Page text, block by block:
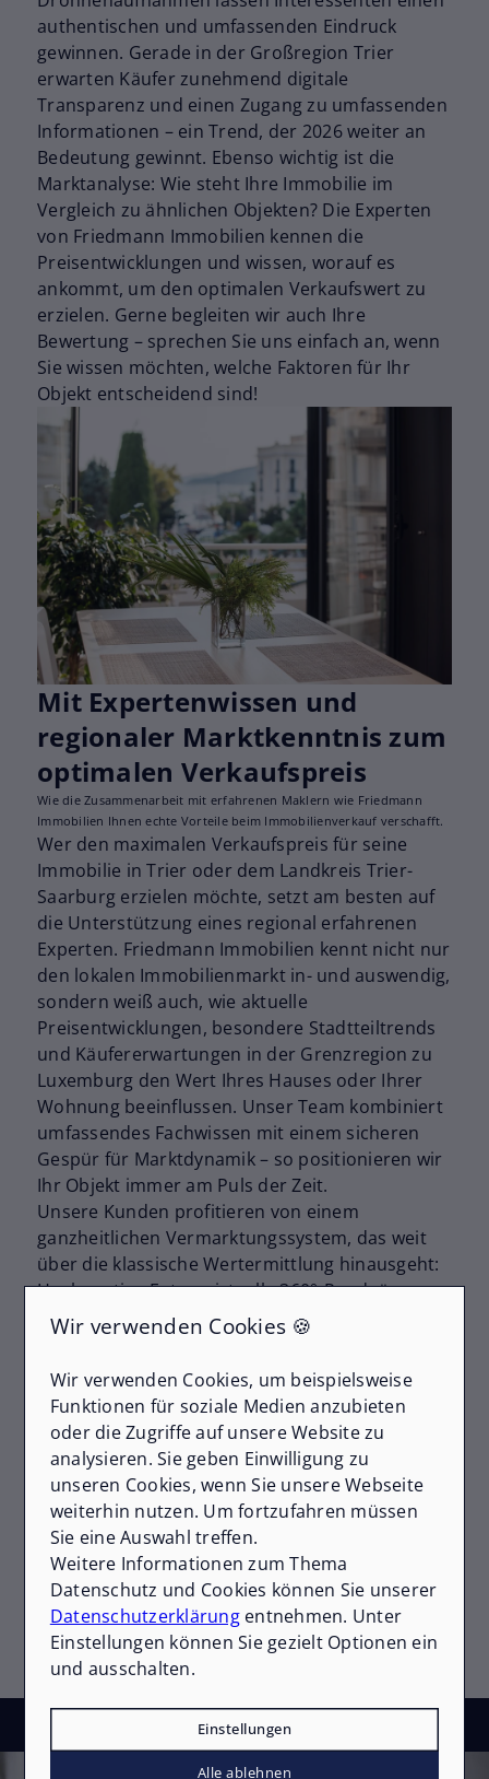
authentischen und umfassenden Eindruck
gewinnen. Gerade in der Großregion Trier
erwarten Käufer zunehmend digitale
Transparenz und einen Zugang zu umfassenden
Informationen – ein Trend, der 2026 weiter an
Bedeutung gewinnt. Ebenso wichtig ist die
Marktanalyse: Wie steht Ihre Immobilie im
Vergleich zu ähnlichen Objekten? Die Experten
von Friedmann Immobilien kennen die
Preisentwicklungen und wissen, worauf es
ankommt, um den optimalen Verkaufswert zu
erzielen. Gerne begleiten wir auch Ihre
Bewertung – sprechen Sie uns einfach an, wenn
Sie wissen möchten, welche Faktoren für Ihr
Objekt entscheidend sind!
Mit Expertenwissen und
regionaler Marktkenntnis zum
optimalen Verkaufspreis
Wie die Zusammenarbeit mit erfahrenen Maklern wie Friedmann
Immobilien Ihnen echte Vorteile beim Immobilienverkauf verschafft.
Wer den maximalen Verkaufspreis für seine
Immobilie in Trier oder dem Landkreis Trier-
Saarburg erzielen möchte, setzt am besten auf
die Unterstützung eines regional erfahrenen
Experten. Friedmann Immobilien kennt nicht nur
den lokalen Immobilienmarkt in- und auswendig,
sondern weiß auch, wie aktuelle
Preisentwicklungen, besondere Stadtteiltrends
und Käufererwartungen in der Grenzregion zu
Luxemburg den Wert Ihres Hauses oder Ihrer
Wohnung beeinflussen. Unser Team kombiniert
umfassendes Fachwissen mit einem sicheren
Gespür für Marktdynamik – so positionieren wir
Ihr Objekt immer am Puls der Zeit.
Unsere Kunden profitieren von einem
ganzheitlichen Vermarktungssystem, das weit
über die klassische Wertermittlung hinausgeht:
Hochwertige Fotos, virtuelle 360°-Rundgänge
und Magazin-Exposés schaffen den perfekten
ersten Eindruck. Dazu kommt unsere bewährte
Strategie, die für Verkaufspreise sorgt, die oft
sogar über dem Angebotspreis liegen.
Persönliche Begleitung mit Herz, aktuelle
Marktanalysen und Auszeichnungen wie die
Capital TOP-Makler-Auszeichnung
unterstreichen unseren Anspruch, für Sie das
beste Ergebnis zu erzielen. Sind Sie neugierig,
welchen Verkaufspreis Ihre Immobilie aktuell
erzielen könnte? Schreiben Sie uns einfach oder
greifen Sie zum Hörer – wir beraten Sie ehrlich
und unverbindlich!
Wir verwenden Cookies 🍪
Wir verwenden Cookies, um beispielsweise
Funktionen für soziale Medien anzubieten
oder die Zugriffe auf unsere Website zu
analysieren. Sie geben Einwilligung zu
unseren Cookies, wenn Sie unsere Webseite
weiterhin nutzen. Um fortzufahren müssen
Sie eine Auswahl treffen.
Weitere Informationen zum Thema
Datenschutz und Cookies können Sie unserer
Datenschutzerklärungentnehmen. Unter
Einstellungen können Sie gezielt Optionen ein
und ausschalten.
Einstellungen
Alle ablehnen